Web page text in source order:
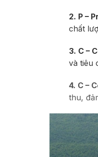
2. P –
chất
3. C –
và tiêu
4. C –
thu,